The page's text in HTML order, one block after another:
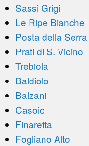
Sassi Grigi
Le Ripe Bianche
Posta della Serra
Prati di S. Vicino
Trebiola
Baldiolo
Balzani
Casoio
Finaretta
Fogliano Alto